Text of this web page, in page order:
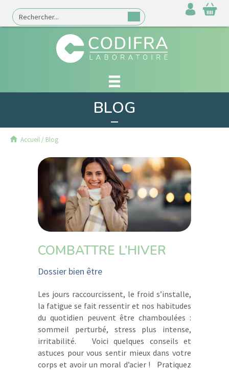
BLOG
Accueil / Blog
COMBATTRE L’HIVER
Dossier bien être
Les jours raccourcissent, le froid s’installe,
la fatigue se fait ressentir et nos habitudes
du quotidien peuvent être chamboulées :
sommeil perturbé, stress plus intense,
irritabilité. Voici quelques conseils et
astuces pour vous sentir mieux dans votre
corps et avoir un moral d’acier ! Pratiquez